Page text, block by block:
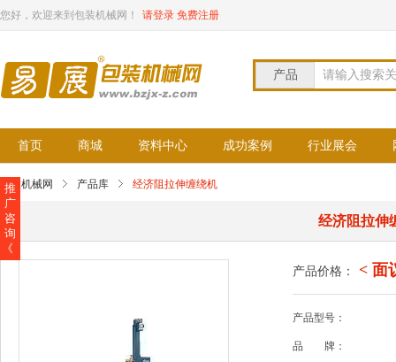
您好，欢迎来到包装机械网！ 请登录 免费注册
产品 请输入搜索
首页 商城 资料中心 成功案例 行业展会
包装机械网 产品库 经济阻拉伸缠绕机
经济阻拉伸
产品价格： < 面
产品型号：
品 牌：
推
广
咨
询
《